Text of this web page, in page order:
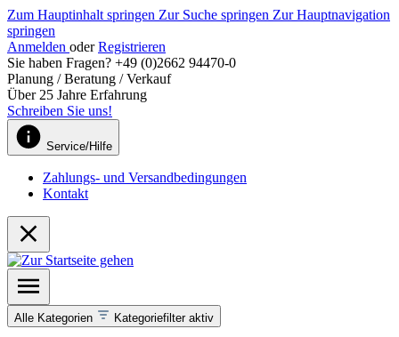
Zum Hauptinhalt springen Zur Suche springen Zur Hauptnavigation
springen
Anmelden oder Registrieren
Sie haben Fragen? +49 (0)2662 94470-0
Planung / Beratung / Verkauf
Über 25 Jahre Erfahrung
Schreiben Sie uns!
Service/Hilfe
Zahlungs- und Versandbedingungen
Kontakt
Alle Kategorien Kategoriefilter aktiv